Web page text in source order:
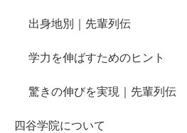
出身地別｜先輩列伝
学力を伸ばすためのヒント
驚きの伸びを実現｜先輩列伝
四谷学院について